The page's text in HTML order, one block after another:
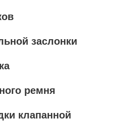
заслонки
ремня
клапанной